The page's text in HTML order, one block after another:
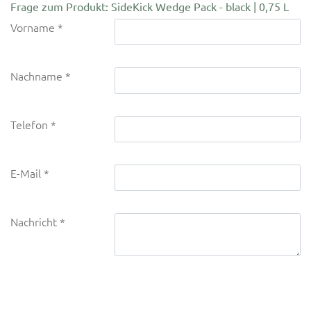
Frage zum Produkt: SideKick Wedge Pack - black | 0,75 L
Vorname
Nachname
Telefon
E-Mail
Nachricht